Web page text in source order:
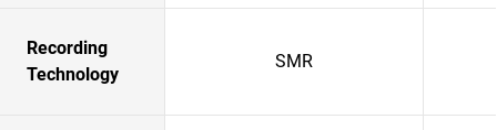
Recording
Technology
SMR